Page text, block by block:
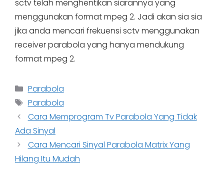
sctv telah menghentikan siarannya yang
menggunakan format mpeg 2. Jadi akan sia sia
jika anda mencari frekuensi sctv menggunakan
receiver parabola yang hanya mendukung
format mpeg 2.
Categories
Parabola
Tags
Parabola
Cara Memprogram Tv Parabola Yang Tidak
Ada Sinyal
Cara Mencari Sinyal Parabola Matrix Yang
Hilang Itu Mudah